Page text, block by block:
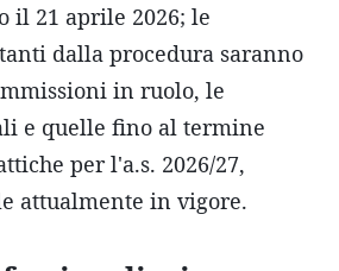
il 21 aprile 2026; le
dalla procedura saranno
in ruolo, le
e quelle fino al termine
per l'a.s. 2026/27,
attualmente in vigore.